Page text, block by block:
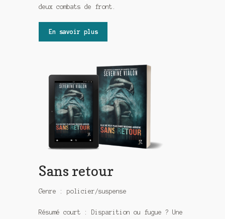
deux combats de front.
En savoir plus
Sans retour
Genre : policier/suspense
Résumé court : Disparition ou fugue ? Une